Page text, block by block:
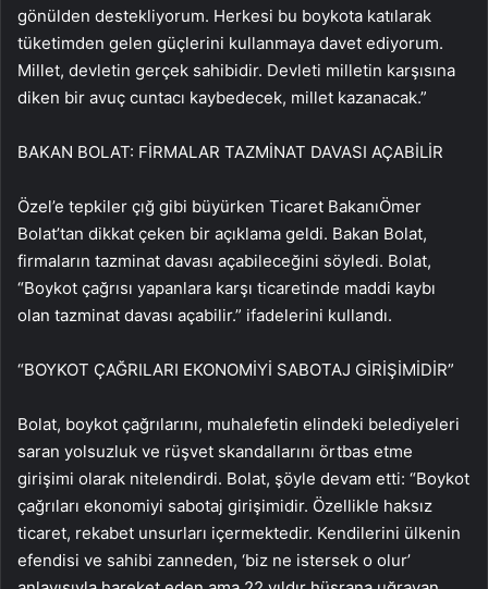
gönülden destekliyorum. Herkesi bu boykota katılarak
tüketimden gelen güçlerini kullanmaya davet ediyorum.
Millet, devletin gerçek sahibidir. Devleti milletin karşısına
diken bir avuç cuntacı kaybedecek, millet kazanacak.”
BAKAN BOLAT: FİRMALAR TAZMİNAT DAVASI AÇABİLİR
Özel’e tepkiler çığ gibi büyürken Ticaret BakanıÖmer
Bolat’tan dikkat çeken bir açıklama geldi. Bakan Bolat,
firmaların tazminat davası açabileceğini söyledi. Bolat,
“Boykot çağrısı yapanlara karşı ticaretinde maddi kaybı
olan tazminat davası açabilir.” ifadelerini kullandı.
“BOYKOT ÇAĞRILARI EKONOMİYİ SABOTAJ GİRİŞİMİDİR”
Bolat, boykot çağrılarını, muhalefetin elindeki belediyeleri
saran yolsuzluk ve rüşvet skandallarını örtbas etme
girişimi olarak nitelendirdi. Bolat, şöyle devam etti: “Boykot
çağrıları ekonomiyi sabotaj girişimidir. Özellikle haksız
ticaret, rekabet unsurları içermektedir. Kendilerini ülkenin
efendisi ve sahibi zanneden, ‘biz ne istersek o olur’